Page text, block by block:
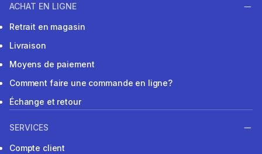
ACHAT EN LIGNE
Retrait en magasin
Livraison
Moyens de paiement
Comment faire une commande en ligne?
Échange et retour
SERVICES
Compte client